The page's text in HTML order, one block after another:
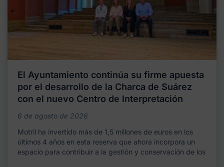
El Ayuntamiento continúa su firme apuesta
por el desarrollo de la Charca de Suárez
con el nuevo Centro de Interpretación
6 de agosto de 2026
Motril ha invertido más de 1,5 millones de euros en los
últimos 4 años en esta reserva que ahora incorpora un
espacio para contribuir a la gestión y conservación de los